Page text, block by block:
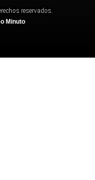
reservados.
Minuto